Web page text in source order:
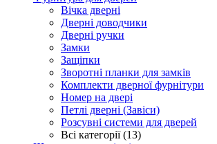
Вічка дверні
Дверні доводчики
Дверні ручки
Замки
Защіпки
Зворотні планки для замків
Комплекти дверної фурнітури
Номер на двері
Петлі дверні (Завіси)
Розсувні системи для дверей
Всі категорії (13)